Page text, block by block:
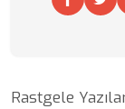
Rastgele